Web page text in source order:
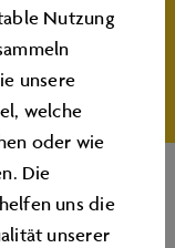
auswählen und
Nutzung
unsere
welche
oder wie
Die
uns die
unserer